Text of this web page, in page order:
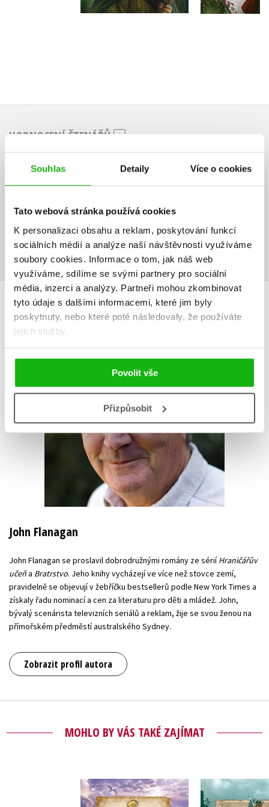
Souhlas Detaily Více o cookies
Tato webová stránka používá cookies
K personalizaci obsahu a reklam, poskytování funkcí
sociálních médií a analýze naší návštěvnosti využíváme
soubory cookies. Informace o tom, jak náš web
využíváme, sdílíme se svými partnery pro sociální
média, inzerci a analýzy. Partneři mohou zkombinovat
tyto údaje s dalšími informacemi, které jim byly
poskytnuty, nebo které poté následovaly, že používáte
jejich služby.
Povolit vše
Přizpůsobit
HODNOCENÍ ČTENÁŘŮ
V současné době nejsou vytvořena žádná uživatelská hodnocení.
Uživatelskou recenzi mohou vkládat pouze registrovaní uživatelé
Přihlásit
AUTOR KNIHY
John Flanagan
John Flanagan se proslavil dobrodružnými romány ze sériíHraničářův
učeňa Bratrstvo. Jeho knihy vycházejí ve více než stovce zemí,
pravidelně se objevují v žebříčku bestsellerů podle New York Times a
získaly řadu nominací a cen za literaturu pro děti a mládež. John,
bývalý scenárista televizních seriálů a reklam, žije se svou ženou na
přímořském předměstí australského Sydney.
Zobrazit profil autora
MOHLO BY VÁS TAKÉ ZAJÍMAT
Bratrstvo - Kniha